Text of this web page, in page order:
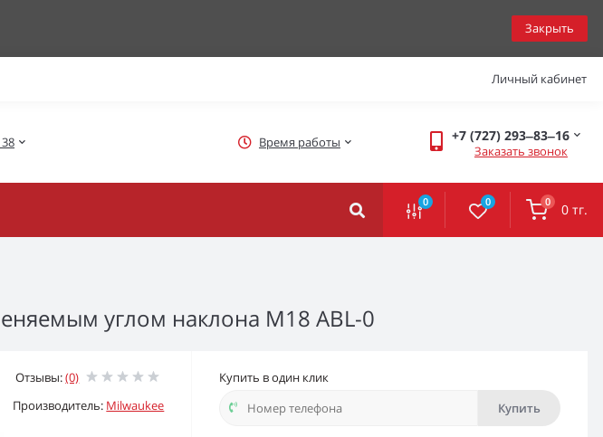
Закрыть
Личный кабинет
Время работы +7 (727) 293‒83‒16
Заказать звонок
0 0 0 0 тг.
углом наклона M18 ABL-0
Отзывы:(0)
Производитель: Milwaukee
Купить в один клик
Купить